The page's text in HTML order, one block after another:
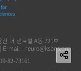
더 센트럴 A동 721호
| E-mail : neuro@ksbns.org
82-73161